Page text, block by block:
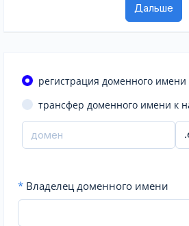
регистрация доменного имени
трансфер доменного имени к
* Владелец доменного имени